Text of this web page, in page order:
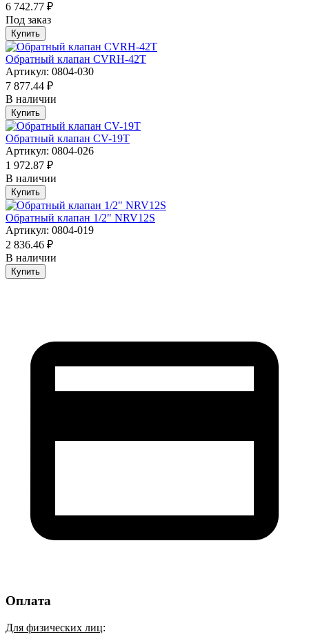
6 742.77 ₽
Под заказ
Купить
Обратный клапан CVRH-42T
Артикул: 0804-030
7 877.44 ₽
В наличии
Купить
Обратный клапан CV-19T
Артикул: 0804-026
1 972.87 ₽
В наличии
Купить
Обратный клапан 1/2" NRV12S
Артикул: 0804-019
2 836.46 ₽
В наличии
Купить
Оплата
Для физических лиц: